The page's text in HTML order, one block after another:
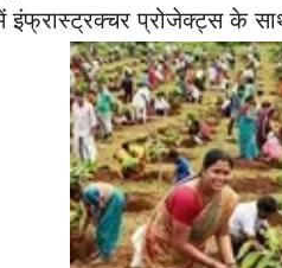
प्रोजेक्ट्स के